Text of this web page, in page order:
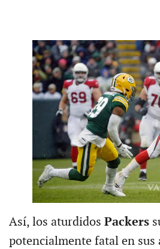
Así, los aturdidos Packers
potencialmente fatal en sus